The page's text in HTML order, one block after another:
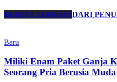
BERITA TERKAITDARI
Baru
Miliki Enam Paket Ganja
Seorang Pria Berusia